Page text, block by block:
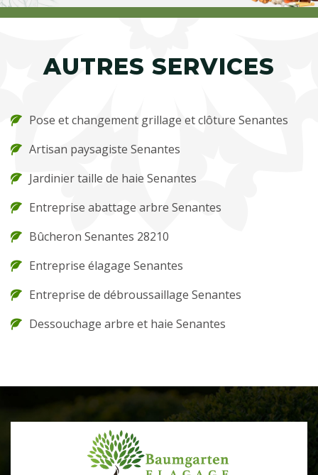
AUTRES SERVICES
Pose et changement grillage et clôture Senantes
Artisan paysagiste Senantes
Jardinier taille de haie Senantes
Entreprise abattage arbre Senantes
Bûcheron Senantes 28210
Entreprise élagage Senantes
Entreprise de débroussaillage Senantes
Dessouchage arbre et haie Senantes